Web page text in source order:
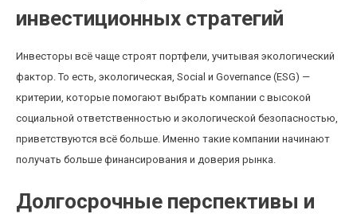
инвестиционных стратегий
Инвесторы всё чаще строят портфели, учитывая экологический
фактор. То есть, экологическая, Social и Governance (ESG) —
критерии, которые помогают выбрать компании с высокой
социальной ответственностью и экологической безопасностью,
приветствуются всё больше. Именно такие компании начинают
получать больше финансирования и доверия рынка.
Долгосрочные перспективы и